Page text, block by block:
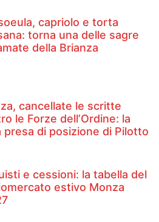
capriolo e torta
torna una delle sagre
della Brianza
cancellate le scritte
le Forze dell’Ordine: la
presa di posizione di Pilotto
e cessioni: la tabella del
estivo Monza